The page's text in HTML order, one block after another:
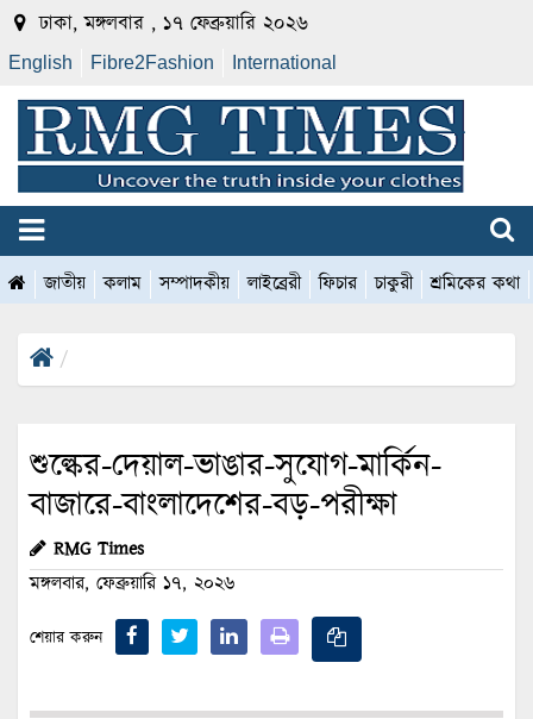
ঢাকা, মঙ্গলবার , ১৭ ফেব্রুয়ারি ২০২৬
English Fibre2Fashion International
জাতীয় কলাম সম্পাদকীয় লাইব্রেরী ফিচার চাকুরী শ্রমিকের কথা
শুল্কের-দেয়াল-ভাঙার-সুযোগ-মার্কিন-
বাজারে-বাংলাদেশের-বড়-পরীক্ষা
RMG Times
মঙ্গলবার, ফেব্রুয়ারি ১৭, ২০২৬
শেয়ার করুন